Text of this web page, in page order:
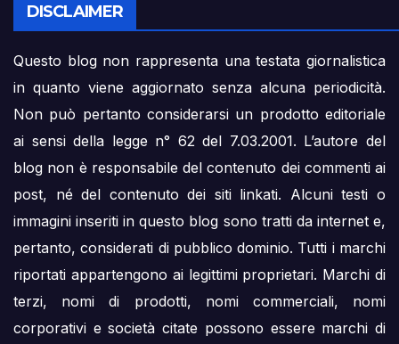
DISCLAIMER
Questo blog non rappresenta una testata giornalistica
in quanto viene aggiornato senza alcuna periodicità.
Non può pertanto considerarsi un prodotto editoriale
ai sensi della legge n° 62 del 7.03.2001. L’autore del
blog non è responsabile del contenuto dei commenti ai
post, né del contenuto dei siti linkati. Alcuni testi o
immagini inseriti in questo blog sono tratti da internet e,
pertanto, considerati di pubblico dominio. Tutti i marchi
riportati appartengono ai legittimi proprietari. Marchi di
terzi, nomi di prodotti, nomi commerciali, nomi
corporativi e società citate possono essere marchi di